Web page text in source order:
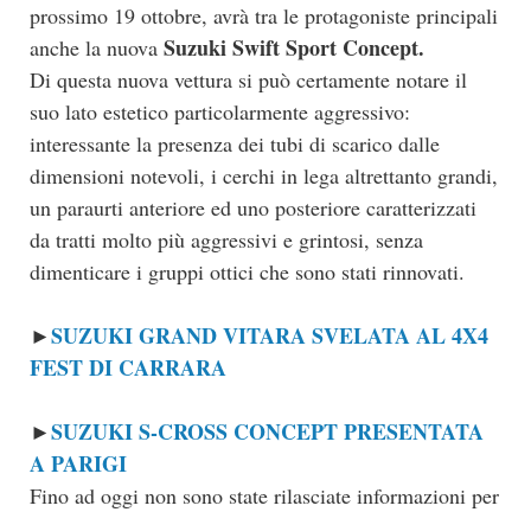
prossimo 19 ottobre, avrà tra le protagoniste principali
anche la nuova Suzuki Swift Sport Concept.
Di questa nuova vettura si può certamente notare il
suo lato estetico particolarmente aggressivo:
interessante la presenza dei tubi di scarico dalle
dimensioni notevoli, i cerchi in lega altrettanto grandi,
un paraurti anteriore ed uno posteriore caratterizzati
da tratti molto più aggressivi e grintosi, senza
dimenticare i gruppi ottici che sono stati rinnovati.
►SUZUKI GRAND VITARA SVELATA AL 4X4
FEST DI CARRARA
►SUZUKI S-CROSS CONCEPT PRESENTATA
A PARIGI
Fino ad oggi non sono state rilasciate informazioni per